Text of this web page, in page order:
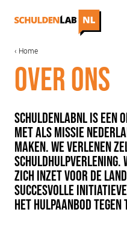
gaan
MAIN
NAVIGATION
IN DE MEDIA
ONZE AANPAK
COALITIEVORMING
FINANCIERING
IMPACTMETING
OPSCHALING
ACCREDITATIE
SCHULDHULPMETHODEN
KRUIMELPAD
Home
OVER ONS
SCHULDENLABNL IS EEN
MET ALS MISSIE
MAKEN. WE VERLENEN
ZICH INZET VOOR DE
SUCCESVOLLE
HET HULPAANBOD TEGEN